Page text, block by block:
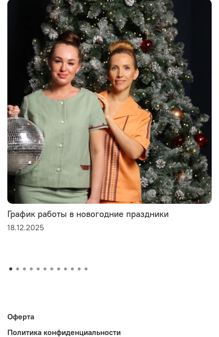
График работы в новогодние праздники
18.12.2025
Оферта
Политика конфиденциальности